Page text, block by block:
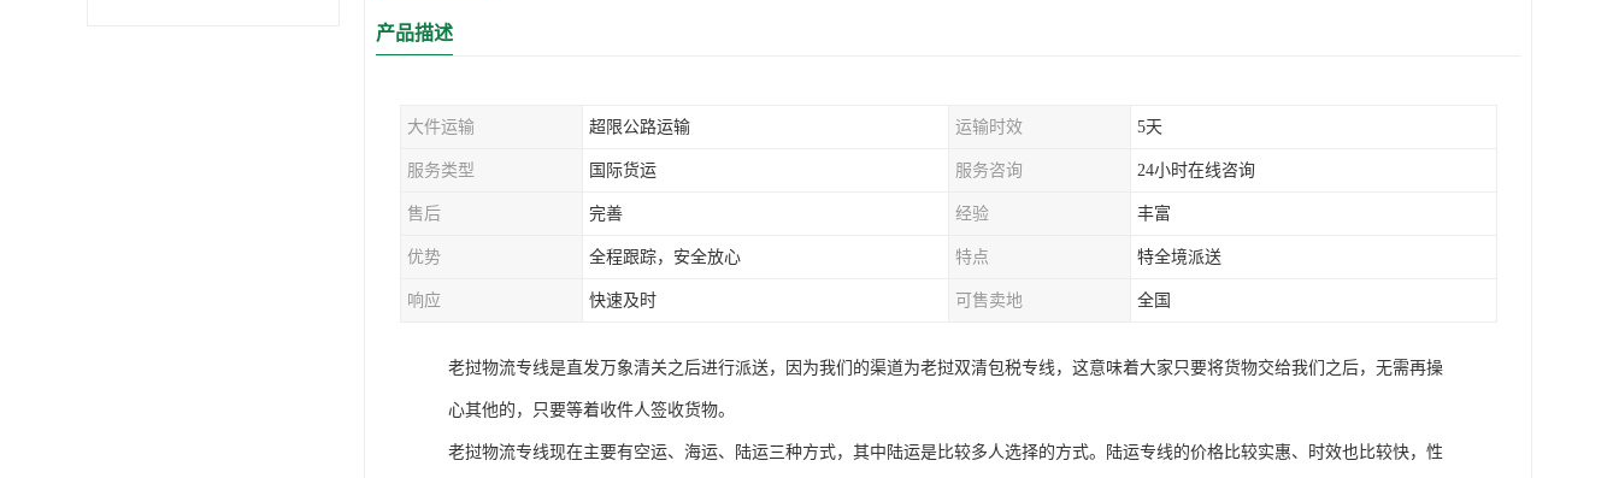
产品描述
大件运输 超限公路运输 运输时效 5天
服务类型 国际货运 服务咨询 24小时在线咨询
售后 完善 经验 丰富
优势 全程跟踪，安全放心 特点 特全境派送
响应 快速及时 可售卖地 全国
老挝物流专线是直发万象清关之后进行派送，因为我们的渠道为老挝双清包税专线，这意味着大家只要将货物交给我们之后，无需再操
心其他的，只要等着收件人签收货物。
老挝物流专线现在主要有空运、海运、陆运三种方式，其中陆运是比较多人选择的方式。陆运专线的价格比较实惠、时效也比较快，性